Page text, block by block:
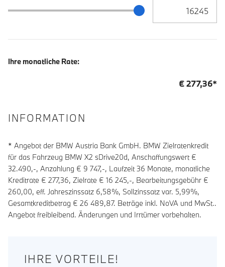
Zielrate / Restbetrag Schieberegler
Ihre monatliche Rate:
€277,36*
INFORMATION
* Angebot der BMW Austria Bank GmbH. BMW Zielratenkredit
für das Fahrzeug BMW X2 sDrive20d, Anschaffungswert €
32.490,-, Anzahlung € 9 747,-, Laufzeit36 Monate, monatliche
Kreditrate € 277,36, Zielrate € 16 245,-, Bearbeitungsgebühr €
260,00, eff. Jahreszinssatz 6,58%, Sollzinssatz var. 5,99%,
Gesamtkreditbetrag € 26 489,87. Beträge inkl. NoVA und MwSt..
Angebot freibleibend. Änderungen und Irrtümer vorbehalten.
IHRE VORTEILE!